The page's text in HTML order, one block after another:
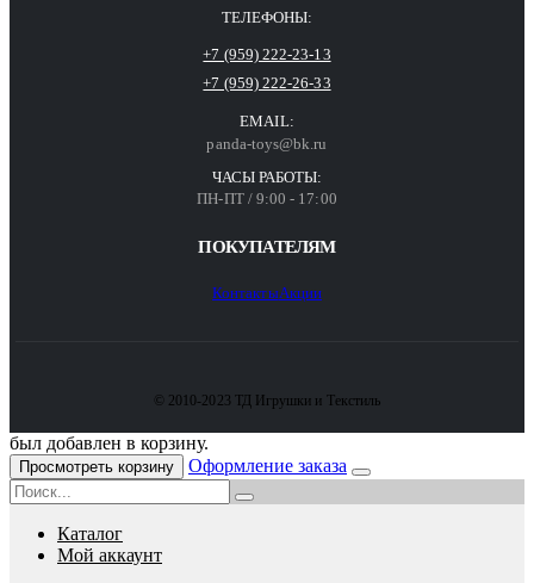
ТЕЛЕФОНЫ:
+7 (959) 222-23-13
+7 (959) 222-26-33
EMAIL:
panda-toys@bk.ru
ЧАСЫ РАБОТЫ:
ПН-ПТ / 9:00 - 17:00
ПОКУПАТЕЛЯМ
КонтактыАкции
© 2010-2023 ТД Игрушки и Текстиль
был добавлен в корзину.
Просмотреть корзину Оформление заказа
Каталог
Мой аккаунт